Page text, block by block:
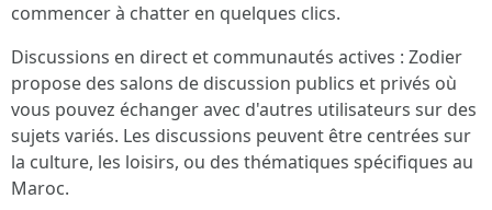
commencer à chatter en quelques clics.
Discussions en direct et communautés actives : Zodier
propose des salons de discussion publics et privés où
vous pouvez échanger avec d'autres utilisateurs sur des
sujets variés. Les discussions peuvent être centrées sur
la culture, les loisirs, ou des thématiques spécifiques au
Maroc.